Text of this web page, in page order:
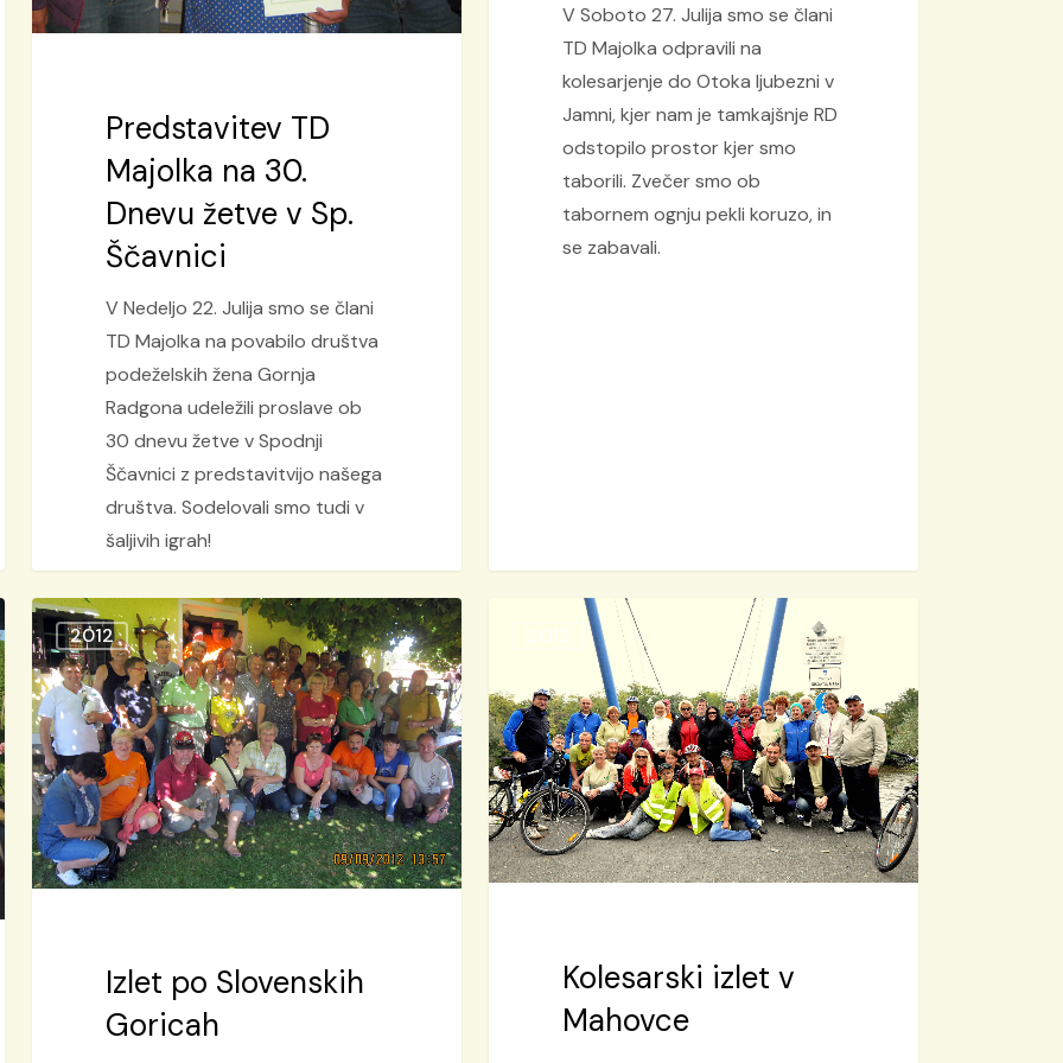
Predstavitev TD
Majolka na 30.
Dnevu žetve v Sp.
Ščavnici
V Nedeljo 22. Julija smo se člani
TD Majolka na povabilo društva
podeželskih žena Gornja
Radgona udeležili proslave ob
30 dnevu žetve v Spodnji
Ščavnici z predstavitvijo našega
društva. Sodelovali smo tudi v
šaljivih igrah!
V Soboto 27. Julija smo se člani
TD Majolka odpravili na
kolesarjenje do Otoka ljubezni v
Jamni, kjer nam je tamkajšnje RD
odstopilo prostor kjer smo
taborili. Zvečer smo ob
tabornem ognju pekli koruzo, in
se zabavali.
Izlet
po
Slovenskih
Goricah
2012
Izlet po Slovenskih
Goricah
Mahovce
2012
Kolesarski izlet v
Mahovce